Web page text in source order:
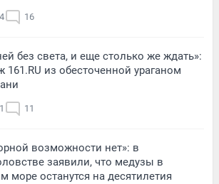
16
без света, и еще столько же ждать»:
161.RU из обесточенной ураганом
11
возможности нет»: в
заявили, что медузы в
море останутся на десятилетия